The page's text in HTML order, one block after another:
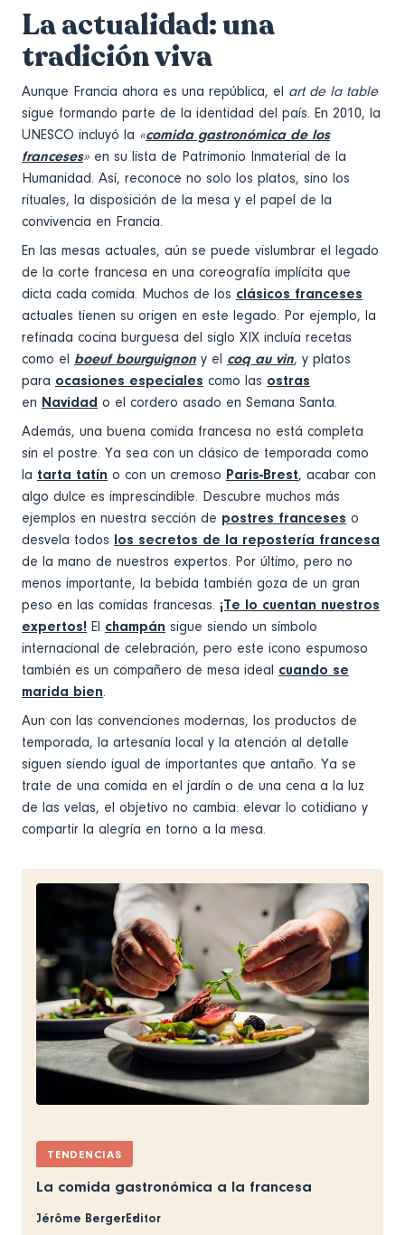
La actualidad: una
tradición viva
Aunque Francia ahora es una república, el art de la table
sigue formando parte de la identidad del país. En 2010, la
UNESCO incluyó la «comida gastronómica de los
franceses» en su lista de Patrimonio Inmaterial de la
Humanidad. Así, reconoce no solo los platos, sino los
rituales, la disposición de la mesa y el papel de la
convivencia en Francia.
En las mesas actuales, aún se puede vislumbrar el legado
de la corte francesa en una coreografía implícita que
dicta cada comida. Muchos de los clásicos franceses
actuales tienen su origen en este legado. Por ejemplo, la
refinada cocina burguesa del siglo XIX incluía recetas
como el boeuf bourguignon y el coq au vin, y platos
para ocasiones especiales como las ostras
en Navidad o el cordero asado en Semana Santa.
Además, una buena comida francesa no está completa
sin el postre. Ya sea con un clásico de temporada como
la tarta tatín o con un cremoso Paris-Brest, acabar con
algo dulce es imprescindible. Descubre muchos más
ejemplos en nuestra sección de postres franceses o
desvela todos los secretos de la repostería francesa
de la mano de nuestros expertos. Por último, pero no
menos importante, la bebida también goza de un gran
peso en las comidas francesas. ¡Te lo cuentan nuestros
expertos! El champán sigue siendo un símbolo
internacional de celebración, pero este icono espumoso
también es un compañero de mesa ideal cuando se
marida bien.
Aun con las convenciones modernas, los productos de
temporada, la artesanía local y la atención al detalle
siguen siendo igual de importantes que antaño. Ya se
trate de una comida en el jardín o de una cena a la luz
de las velas, el objetivo no cambia: elevar lo cotidiano y
compartir la alegría en torno a la mesa.
TENDENCIAS
La comida gastronómica a la francesa
Jérôme BergerEditor